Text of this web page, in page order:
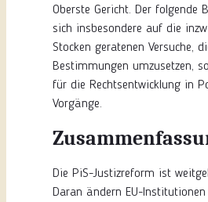
Oberste Gericht. Der folgende
sich insbesondere auf die
Stocken geratenen Versuche,
Bestimmungen umzusetzen,
für die Rechtsentwicklung in
Vorgänge.
Die PiS-Justizreform ist
Daran ändern EU-